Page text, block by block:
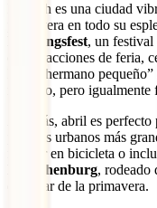
Múnich es una ciudad
primavera en todo su
Frühlingsfest, un festival
con atracciones de feria,
Es el “hermano
relajado, pero igualmente
Además, abril es perfecto
parques urbanos más
montar en bicicleta o
Nymphenburg, rodeado
disfrutar de la primavera.